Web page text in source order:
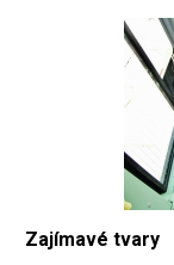
Zajímavé tvary